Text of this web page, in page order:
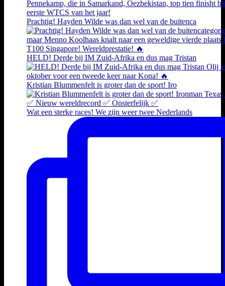
Prachtig! Hayden Wilde was dan wel van de buitenca
HELD! Derde bij IM Zuid-Afrika en dus mag Tristan
Kristian Blummenfelt is groter dan de sport! Iro
Wat een sterke races! We zijn weer twee Nederlands